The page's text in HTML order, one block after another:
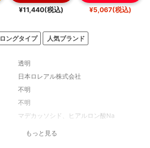
¥11,440(税込) ¥5,067(税込)
ロングタイプ 人気ブランド
透明
日本ロレアル株式会社
不明
不明
マデカッソシド、ヒアルロン酸Na
もっと見る